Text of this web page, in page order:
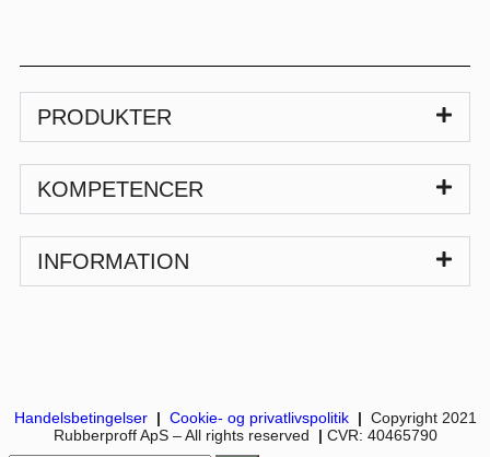
PRODUKTER
KOMPETENCER
INFORMATION
Handelsbetingelser | Cookie- og privatlivspolitik | Copyright 2021
Rubberproff ApS – All rights reserved | CVR: 40465790